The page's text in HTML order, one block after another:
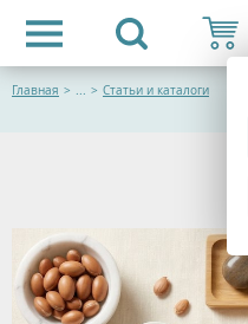
Главная > ... > Статьи и каталоги